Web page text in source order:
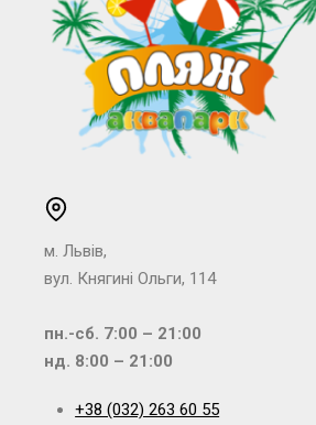
м. Львів,
вул. Княгині Ольги, 114
пн.-сб. 7:00 – 21:00
нд. 8:00 – 21:00
+38 (032) 263 60 55